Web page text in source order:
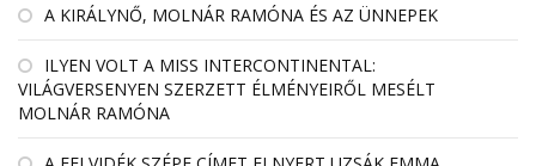
A KIRÁLYNŐ, MOLNÁR RAMÓNA ÉS AZ ÜNNEPEK
ILYEN VOLT A MISS INTERCONTINENTAL:
VILÁGVERSENYEN SZERZETT ÉLMÉNYEIRŐL MESÉLT
MOLNÁR RAMÓNA